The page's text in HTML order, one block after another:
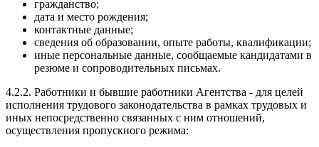
гражданство;
дата и место рождения;
контактные данные;
сведения об образовании, опыте работы, квалификации;
иные персональные данные, сообщаемые кандидатами в
резюме и сопроводительных письмах.
4.2.2. Работники и бывшие работники Агентства - для целей
исполнения трудового законодательства в рамках трудовых и
иных непосредственно связанных с ним отношений,
осуществления пропускного режима: